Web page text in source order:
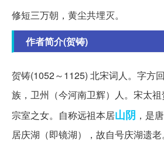
修短三万朝，黄尘共埋灭。
作者简介(贺铸)
贺铸(1052～1125) 北宋词人。字方
族，卫州（今河南卫辉）人。宋太
宗室之女。自称远祖本居山阴 ，是
居庆湖（即镜湖），故自号庆湖遗老。